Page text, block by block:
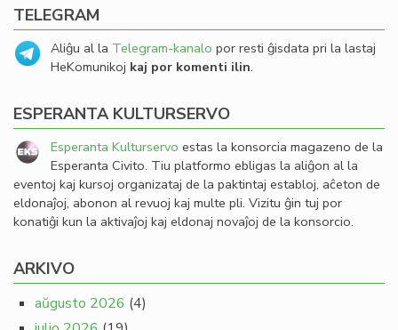
TELEGRAM
Aliĝu al la Telegram-kanalo por resti ĝisdata pri la lastaj
HeKomunikoj kaj por komenti ilin.
ESPERANTA KULTURSERVO
Esperanta Kulturservo estas la konsorcia magazeno de la
Esperanta Civito. Tiu platformo ebligas la aliĝon al la
eventoj kaj kursoj organizataj de la paktintaj establoj, aĉeton de
eldonaĵoj, abonon al revuoj kaj multe pli. Vizitu ĝin tuj por
konatiĝi kun la aktivaĵoj kaj eldonaj novaĵoj de la konsorcio.
ARKIVO
aŭgusto 2026 (4)